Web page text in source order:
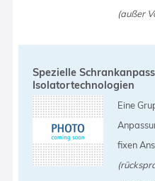
(außer
Spezielle
Isolatortechnologien
Eine
fixen